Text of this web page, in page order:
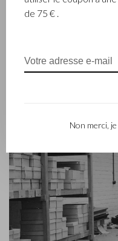
internationale. La
a été lancé en 2012.
de 75 € .
Non merci,